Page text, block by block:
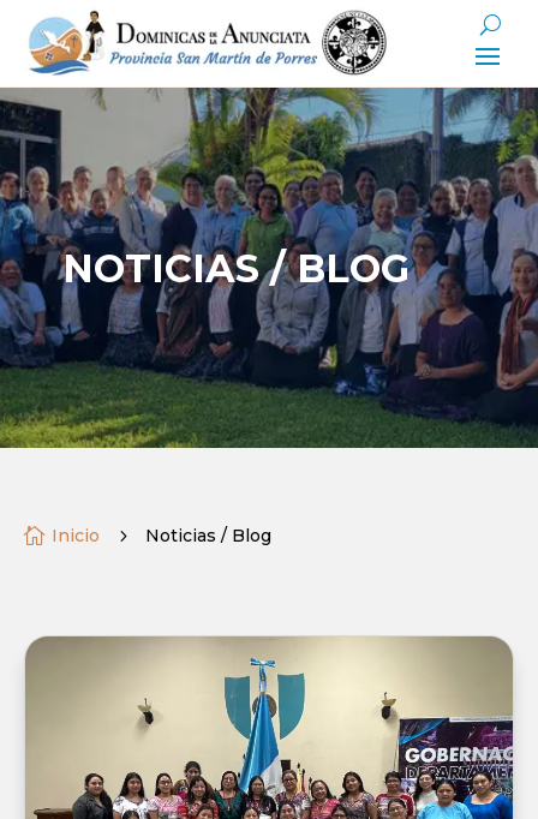
NOTICIAS / BLOG
 Inicio 5 Noticias / Blog